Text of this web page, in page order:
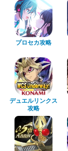
プロセカ攻略
デュエルリンクス
攻略